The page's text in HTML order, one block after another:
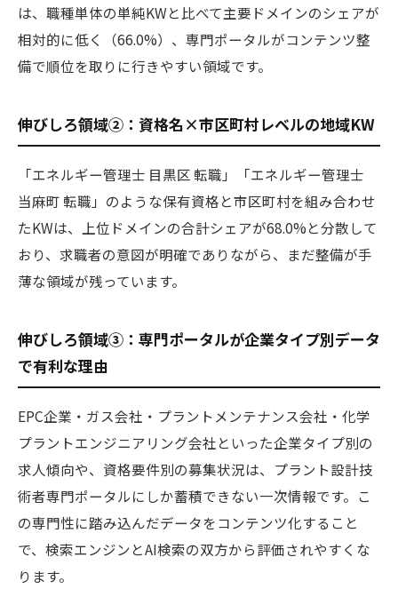
は、職種単体の単純KWと比べて主要ドメインのシェアが
相対的に低く（66.0%）、専門ポータルがコンテンツ整
備で順位を取りに行きやすい領域です。
伸びしろ領域②：資格名×市区町村レベルの地域KW
「エネルギー管理士 目黒区 転職」「エネルギー管理士
当麻町 転職」のような保有資格と市区町村を組み合わせ
たKWは、上位ドメインの合計シェアが68.0%と分散して
おり、求職者の意図が明確でありながら、まだ整備が手
薄な領域が残っています。
伸びしろ領域③：専門ポータルが企業タイプ別データ
で有利な理由
EPC企業・ガス会社・プラントメンテナンス会社・化学
プラントエンジニアリング会社といった企業タイプ別の
求人傾向や、資格要件別の募集状況は、プラント設計技
術者専門ポータルにしか蓄積できない一次情報です。こ
の専門性に踏み込んだデータをコンテンツ化すること
で、検索エンジンとAI検索の双方から評価されやすくな
ります。